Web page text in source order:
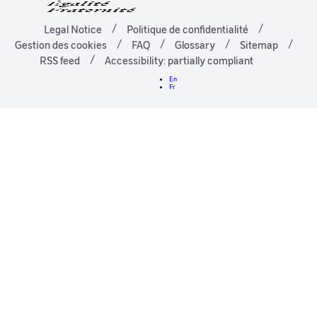
Legal Notice
Politique de confidentialité
Gestion des cookies
FAQ Glossary
Sitemap
RSS feed
Accessibility: partially compliant
En
Fr